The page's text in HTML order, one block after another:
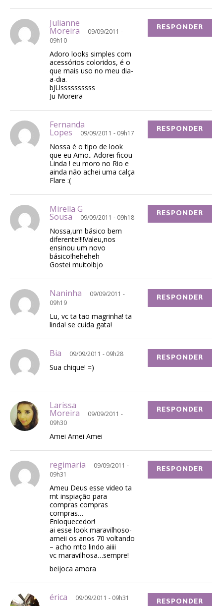
Julianne
Moreira
09/09/2011 -
09h10
Adoro looks simples com
acessórios coloridos, é o
que mais uso no meu dia-
a-dia.
bJUssssssssss
Ju Moreira
RESPONDER
Fernanda
Lopes 09/09/2011 - 09h17
Nossa é o tipo de look
que eu Amo.. Adorei ficou
Linda ! eu moro no Rio e
ainda não achei uma calça
Flare :(
RESPONDER
Mirella G
Sousa 09/09/2011 - 09h18
Nossa,um básico bem
diferente!!!!Valeu,nos
ensinou um novo
básico!heheheh
Gostei muito!bjo
RESPONDER
Naninha
09/09/2011 -
09h19
Lu, vc ta tao magrinha! ta
linda! se cuida gata!
RESPONDER
Bia 09/09/2011 - 09h28
Sua chique! =)
RESPONDER
Larissa
Moreira
09/09/2011 -
09h30
Amei Amei Amei
RESPONDER
regimaria
09/09/2011 -
09h31
Ameu Deus esse video ta
mt inspiação para
compras compras
compras…
Enloquecedor!
ai esse look maravilhoso-
ameii os anos 70 voltando
– acho mto lindo aiiii
vc maravilhosa…sempre!
beijoca amora
RESPONDER
érica 09/09/2011 - 09h31 RESPONDER